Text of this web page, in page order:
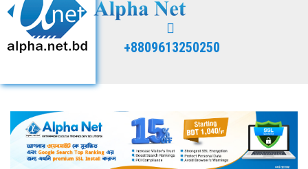
+8809613250250